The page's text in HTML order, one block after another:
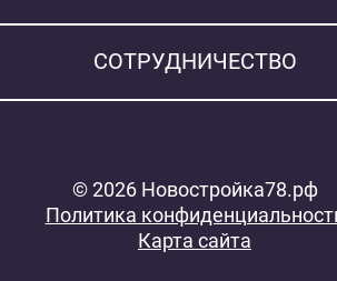
СОТРУДНИЧЕСТВО
© 2026 Новостройка78.рф
Политика
Карта сайта